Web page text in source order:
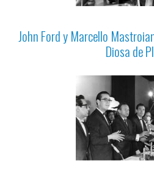
John Ford y Marcello
Diosa de